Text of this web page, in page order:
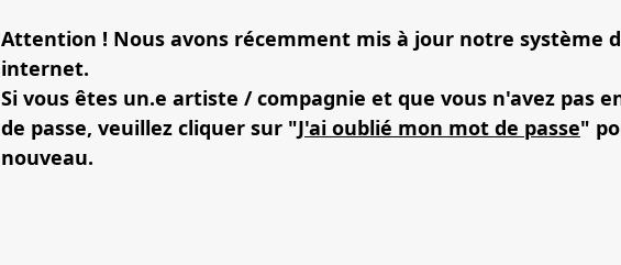
Attention ! Nous avons récemment mis à jour notre système
internet.
Si vous êtes un.e artiste / compagnie et que vous n'avez pas
de passe, veuillez cliquer sur "J'ai oublié mon mot de passe"
nouveau.